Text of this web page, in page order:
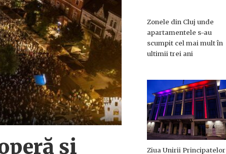
și
Zonele din Cluj unde
apartamentele s-au
scumpit cel mai mult în
ultimii trei ani
Ziua Unirii Principatelor